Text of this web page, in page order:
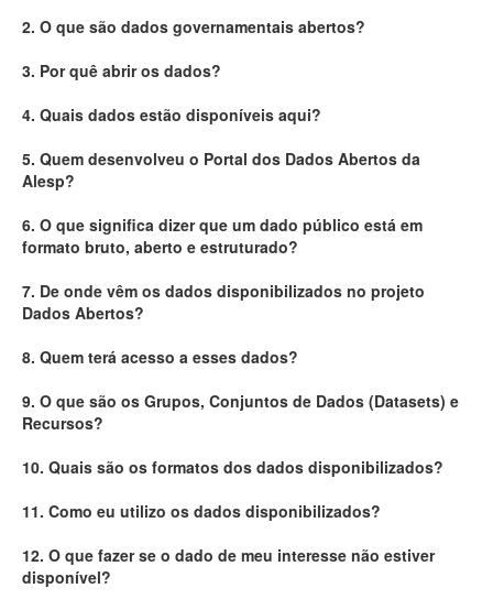
Administração
Legislação
Perguntas frequentes
Contato
2. O que são dados governamentais abertos?
3. Por quê abrir os dados?
4. Quais dados estão disponíveis aqui?
5. Quem desenvolveu o Portal dos Dados Abertos da
Alesp?
6. O que significa dizer que um dado público está em
formato bruto, aberto e estruturado?
7. De onde vêm os dados disponibilizados no projeto
Dados Abertos?
8. Quem terá acesso a esses dados?
9. O que são os Grupos, Conjuntos de Dados (Datasets) e
Recursos?
10. Quais são os formatos dos dados disponibilizados?
11. Como eu utilizo os dados disponibilizados?
12. O que fazer se o dado de meu interesse não estiver
disponível?